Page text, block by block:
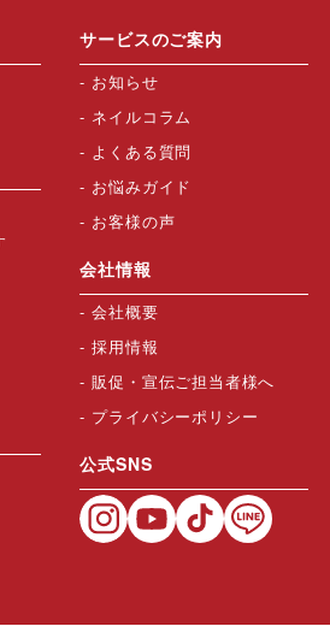
サービスのご案内
お知らせ
ネイルコラム
よくある質問
お悩みガイド
お客様の声
会社情報
会社概要
採用情報
販促・宣伝ご担当者様へ
プライバシーポリシー
公式SNS